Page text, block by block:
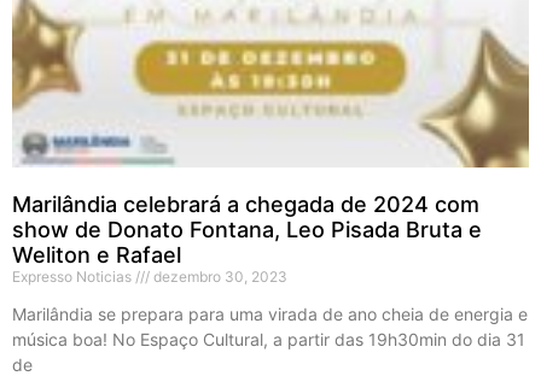
Marilândia celebrará a chegada de 2024 com
show de Donato Fontana, Leo Pisada Bruta e
Weliton e Rafael
Expresso Noticias dezembro 30, 2023
Marilândia se prepara para uma virada de ano cheia de energia e
música boa! No Espaço Cultural, a partir das 19h30min do dia 31
de